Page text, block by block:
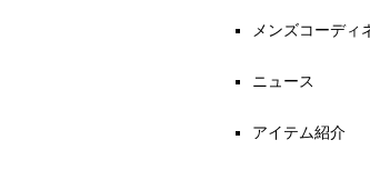
メンズコーディ
ニュース
アイテム紹介